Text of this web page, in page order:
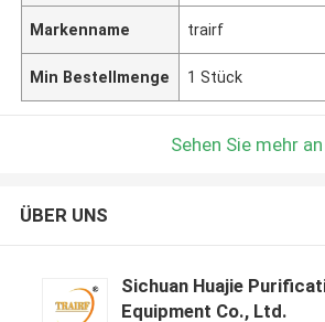
Markenname trairf
Min Bestellmenge 1 Stück
Sehen Sie mehr an
ÜBER UNS
Sichuan Huajie
Equipment Co., Ltd.